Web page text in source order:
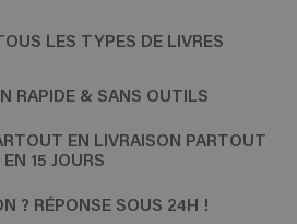
LES TYPES DE LIVRES
RAPIDE & SANS OUTILS
EN LIVRAISON PARTOUT
15 JOURS
? RÉPONSE SOUS 24H !